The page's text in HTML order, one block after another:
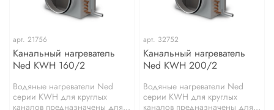
арт. 21756
Канальный нагреватель
Ned KWH 160/2
Водяные нагреватели Ned
серии KWH для круглых
каналов предназначены для...
арт. 32752
Канальный нагреватель
Ned KWH 200/2
Водяные нагреватели Ned
серии KWH для круглых
каналов предназначены для...